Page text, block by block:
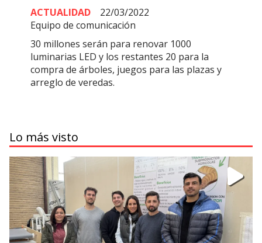
Equipo de comunicación
ACTUALIDAD 22/03/2022
30 millones serán para renovar 1000
luminarias LED y los restantes 20 para la
compra de árboles, juegos para las plazas y
arreglo de veredas.
Lo más visto